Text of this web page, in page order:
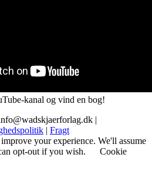
kanal og vind en bog!
|
| Fragt
your experience. We'll assume
opt-out if you wish.
Cookie